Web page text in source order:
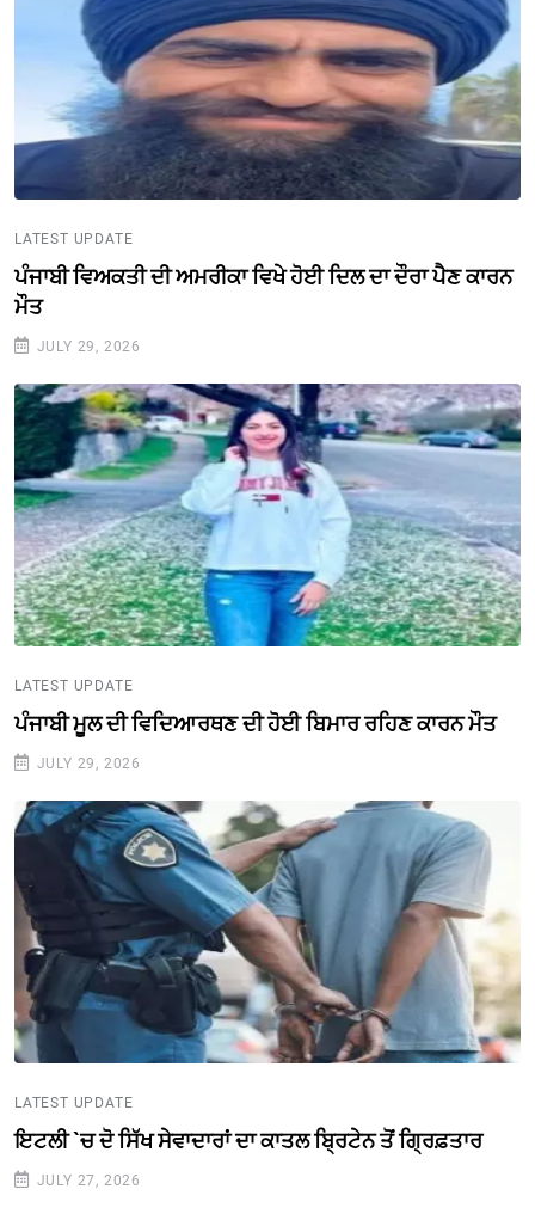
LATEST UPDATE
ਪੰਜਾਬੀ ਵਿਅਕਤੀ ਦੀ ਅਮਰੀਕਾ ਵਿਖੇ ਹੋਈ ਦਿਲ ਦਾ ਦੌਰਾ ਪੈਣ ਕਾਰਨ
ਮੌਤ
JULY 29, 2026
LATEST UPDATE
ਪੰਜਾਬੀ ਮੂਲ ਦੀ ਵਿਦਿਆਰਥਣ ਦੀ ਹੋਈ ਬਿਮਾਰ ਰਹਿਣ ਕਾਰਨ ਮੌਤ
JULY 29, 2026
LATEST UPDATE
ਇਟਲੀ `ਚ ਦੋ ਸਿੱਖ ਸੇਵਾਦਾਰਾਂ ਦਾ ਕਾਤਲ ਬ੍ਰਿਟੇਨ ਤੋਂ ਗ੍ਰਿਫ਼ਤਾਰ
JULY 27, 2026